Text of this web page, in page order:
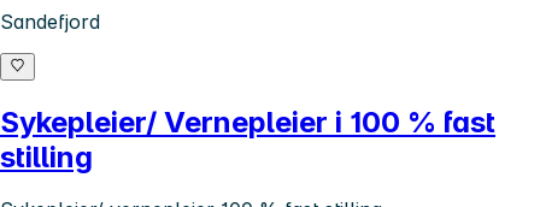
Sandefjord
Sykepleier/ Vernepleier i 100 % fast
stilling